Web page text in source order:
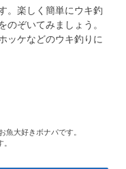
。楽しく簡単にウキ釣
のぞいてみましょう。
ッケなどのウキ釣りに
魚大好きボナパです。